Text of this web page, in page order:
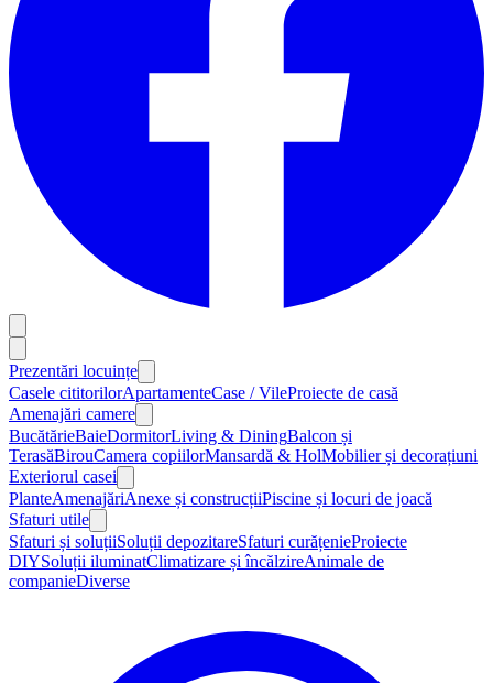
Prezentări locuințe
Casele cititorilorApartamenteCase / VileProiecte de casă
Amenajări camere
BucătărieBaieDormitorLiving & DiningBalcon și
TerasăBirouCamera copiilorMansardă & HolMobilier și decorațiuni
Exteriorul casei
PlanteAmenajăriAnexe și construcțiiPiscine și locuri de joacă
Sfaturi utile
Sfaturi și soluțiiSoluții depozitareSfaturi curățenieProiecte
DIYSoluții iluminatClimatizare și încălzireAnimale de
companieDiverse